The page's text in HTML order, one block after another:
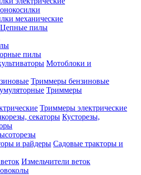
механические
Цепные пилы
пилы
Мотоблоки и
Триммеры бензиновые
Триммеры
Триммеры электрические
Кусторезы,
Садовые тракторы и
Измельчители веток